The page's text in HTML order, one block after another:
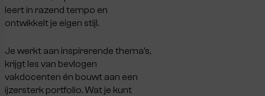
leert in razend tempo en
ontwikkelt je eigen stijl.
Je werkt aan inspirerende thema’s,
krijgt les van bevlogen
vakdocenten én bouwt aan een
ijzersterk portfolio. Wat je kunt